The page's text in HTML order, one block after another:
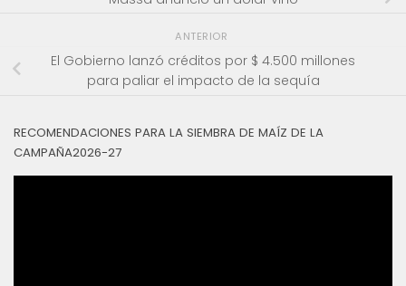
ANTERIOR
El Gobierno lanzó créditos por $ 4.500 millones
para paliar el impacto de la sequía
RECOMENDACIONES PARA LA SIEMBRA DE MAÍZ DE LA
CAMPAÑA2026-27